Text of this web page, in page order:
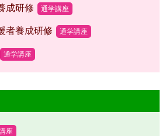
成研修 通学講座
者養成研修 通学講座
通学講座
座